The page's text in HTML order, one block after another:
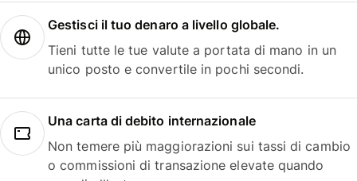
Gestisci il tuo denaro a livello globale.
Tieni tutte le tue valute a portata di mano in un
unico posto e convertile in pochi secondi.
Una carta di debito internazionale
Non temere più maggiorazioni sui tassi di cambio
o commissioni di transazione elevate quando